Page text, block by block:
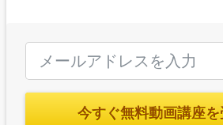
今すぐ無料動画講座